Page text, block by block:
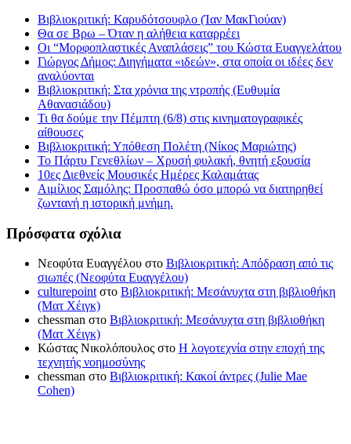
Βιβλιοκριτική: Καρυδότσουφλο (Ίαν ΜακΓιούαν)
Θα σε Βρω – Όταν η αλήθεια καταρρέει
Οι “Μορφοπλαστικές Αναπλάσεις” του Κώστα Ευαγγελάτου
Γιώργος Δήμος: Διηγήματα «ιδεών», στα οποία οι ιδέες δεν
αναλύονται
Βιβλιοκριτική: Στα χρόνια της ντροπής (Ευθυμία
Αθανασιάδου)
Τι θα δούμε την Πέμπτη (6/8) στις κινηματογραφικές
αίθουσες
Βιβλιοκριτική: Υπόθεση Πολέτη (Νίκος Μαριώτης)
Το Πάρτυ Γενεθλίων – Χρυσή φυλακή, θνητή εξουσία
10ες Διεθνείς Μουσικές Ημέρες Καλαμάτας
Αιμίλιος Σαμόλης: Προσπαθώ όσο μπορώ να διατηρηθεί
ζωντανή η ιστορική μνήμη.
Πρόσφατα σχόλια
Νεοφύτα Ευαγγέλου στο Βιβλιοκριτική: Απόδραση από τις
σιωπές (Νεοφύτα Ευαγγέλου)
culturepointστο Βιβλιοκριτική: Μεσάνυχτα στη βιβλιοθήκη
(Ματ Χέιγκ)
chessman στο Βιβλιοκριτική: Μεσάνυχτα στη βιβλιοθήκη
(Ματ Χέιγκ)
Κώστας Νικολόπουλος στο Η λογοτεχνία στην εποχή της
τεχνητής νοημοσύνης
chessman στο Βιβλιοκριτική: Κακοί άντρες (Julie Mae
Cohen)